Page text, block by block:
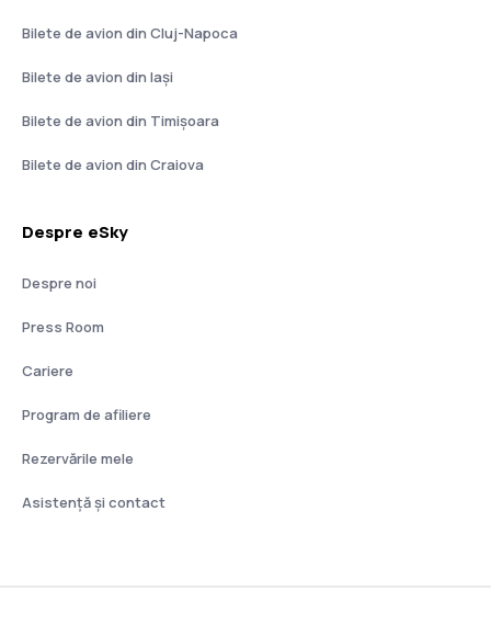
Bilete de avion din Cluj-Napoca
Bilete de avion din Iași
Bilete de avion din Timișoara
Bilete de avion din Craiova
Despre eSky
Despre noi
Press Room
Cariere
Program de afiliere
Rezervările mele
Asistenţă şi contact